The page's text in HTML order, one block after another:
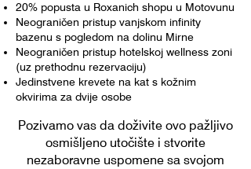
20% popusta u Roxanich shopu u Motovunu
Neograničen pristup vanjskom infinity
bazenu s pogledom na dolinu Mirne
Neograničen pristup hotelskoj wellness zoni
(uz prethodnu rezervaciju)
Jedinstvene krevete na kat s kožnim
okvirima za dvije osobe
Pozivamo vas da doživite ovo pažljivo
osmišljeno utočište i stvorite
nezaboravne uspomene sa svojom